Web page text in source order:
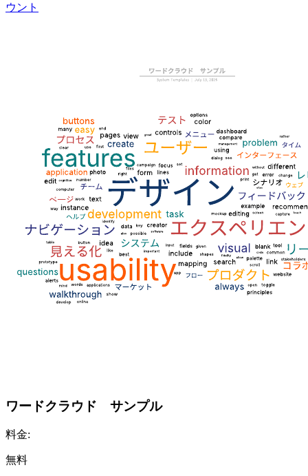
ウント
ワードクラウド サンプル
料金:
無料